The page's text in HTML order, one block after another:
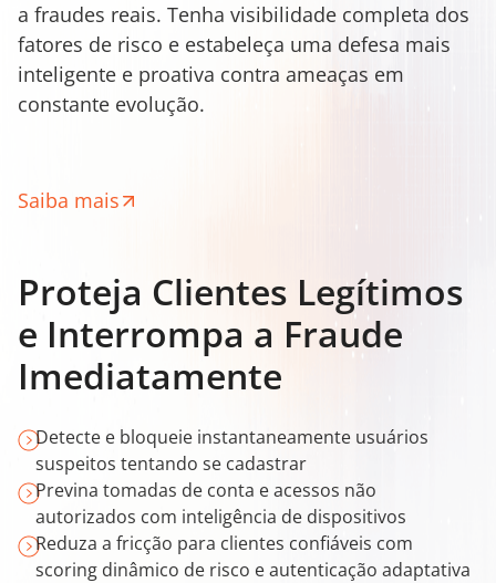
a fraudes reais. Tenha visibilidade completa dos
fatores de risco e estabeleça uma defesa mais
inteligente e proativa contra ameaças em
constante evolução.
Saiba mais
Proteja Clientes Legítimos
e Interrompa a Fraude
Imediatamente
Detecte e bloqueie instantaneamente usuários
suspeitos tentando se cadastrar
Previna tomadas de conta e acessos não
autorizados com inteligência de dispositivos
Reduza a fricção para clientes confiáveis com
scoring dinâmico de risco e autenticação adaptativa